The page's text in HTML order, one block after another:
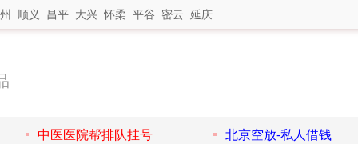
顺义 昌平 大兴 怀柔 平谷 密云 延庆
中医医院帮排队挂号
北京空放-私人借钱